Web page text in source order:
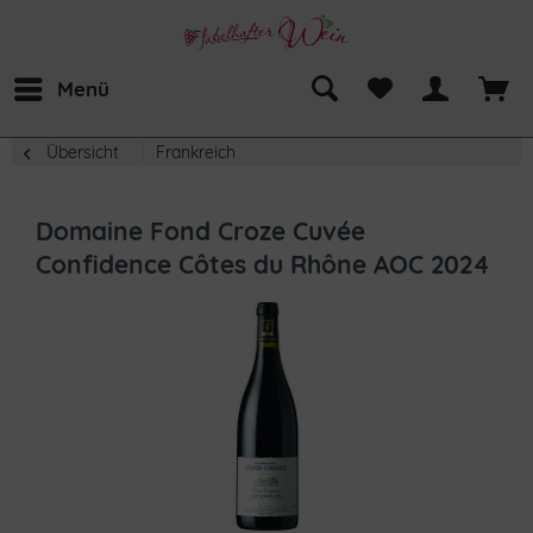
Menü
Übersicht Frankreich
Domaine Fond Croze Cuvée
Confidence Côtes du Rhône AOC 2024